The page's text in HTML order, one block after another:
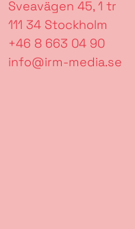
Sveavägen 45, 1 tr
111 34 Stockholm
+46 8 663 04 90
info@irm-media.se